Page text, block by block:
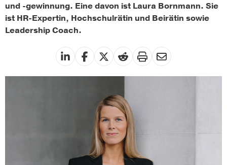
und -gewinnung. Eine davon ist Laura Bornmann. Sie
ist HR-Expertin, Hochschulrätin und Beirätin sowie
Leadership Coach.